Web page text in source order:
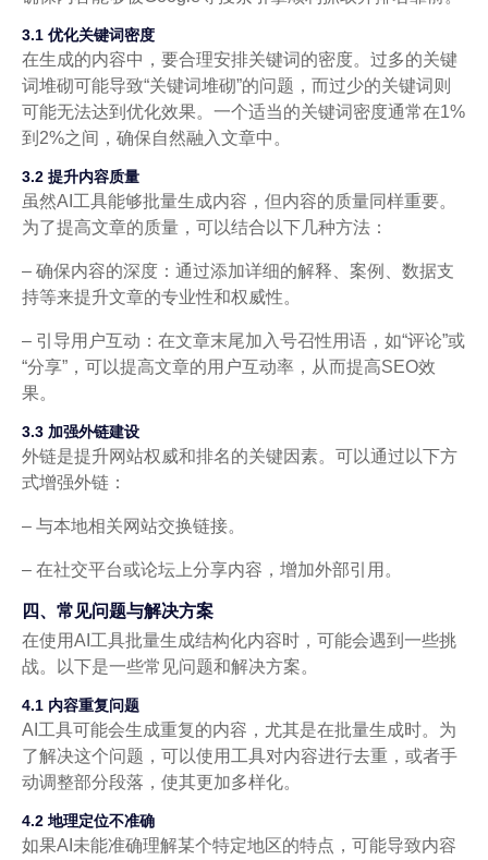
3.1 优化关键词密度
在生成的内容中，要合理安排关键词的密度。过多的关键
词堆砌可能导致“关键词堆砌”的问题，而过少的关键词则
可能无法达到优化效果。一个适当的关键词密度通常在1%
到2%之间，确保自然融入文章中。
3.2 提升内容质量
虽然AI工具能够批量生成内容，但内容的质量同样重要。
为了提高文章的质量，可以结合以下几种方法：
– 确保内容的深度：通过添加详细的解释、案例、数据支
持等来提升文章的专业性和权威性。
– 引导用户互动：在文章末尾加入号召性用语，如“评论”或
“分享”，可以提高文章的用户互动率，从而提高SEO效
果。
3.3 加强外链建设
外链是提升网站权威和排名的关键因素。可以通过以下方
式增强外链：
– 与本地相关网站交换链接。
– 在社交平台或论坛上分享内容，增加外部引用。
四、常见问题与解决方案
在使用AI工具批量生成结构化内容时，可能会遇到一些挑
战。以下是一些常见问题和解决方案。
4.1 内容重复问题
AI工具可能会生成重复的内容，尤其是在批量生成时。为
了解决这个问题，可以使用工具对内容进行去重，或者手
动调整部分段落，使其更加多样化。
4.2 地理定位不准确
如果AI未能准确理解某个特定地区的特点，可能导致内容